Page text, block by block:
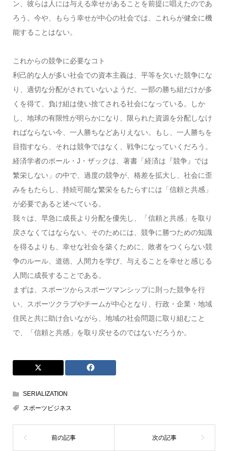
ン、彼らは人には与える幸せがあることを前提に唱えたのであ
ろう。今や、もらう幸せが中心の社会では、これらが健全に機
能することはない。
これからの競争に必要なコト
利己的な人が多い社会での資本主義は、平等を欠いた競争にな
り、適切な分配がされていないようだ。一部の勝ち組だけが多
くを得て、負け組は使い捨てされる社会になっている。しか
し、地球の有限性が明らかになり、限られた資源を分配しなけ
ればならない今、一人勝ちなどありえない。もし、一人勝ちを
目指すなら、それは競争ではなく、戦争になっていくだろう。
経済学者のポール・J・ザックは、著書「経済は『競争』では
繁栄しない」の中で、過度の競争が、格差を拡大し、社会に歪
みをもたらし、持続可能な繁栄をもたらすには「信頼と共感」
が必要であると述べている。
我々は、早急に成長より分配を優先し、「信頼と共感」を取り
戻さなくてはならない。そのためには、競争に勝つための知識
を得るよりも、幸せな社会を築くために、敗者をつくらない競
争のルール、道徳、人間力を学び、与えることを幸せと感じる
人間に成長することである。
まずは、スポーツからスポーツマンシップに則った競争を行
い、スポーツクラブやチームが中心となり、行政・企業・地域
住民と共に助け合いながら、地域の社会問題に取り組むこと
で、「信頼と共感」を取り戻せるのではないだろうか。
SERIALIZATION
スポーツビジネス